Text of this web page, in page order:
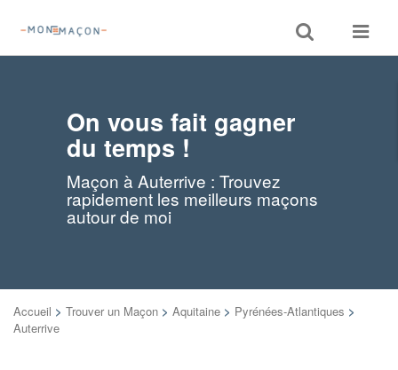
Toggle
search
Toggle
On vous fait gagner
du temps !
Maçon à Auterrive : Trouvez
rapidement les meilleurs maçons
autour de moi
Accueil > Trouver un Maçon > Aquitaine > Pyrénées-Atlantiques >
Auterrive